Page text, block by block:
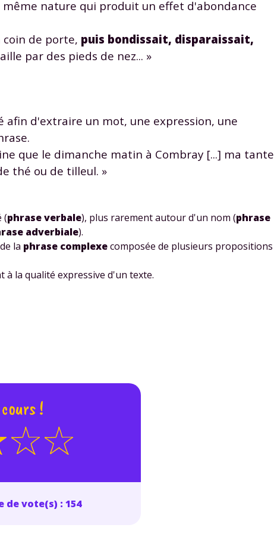
nature qui produit un effet d'abondance
coin de porte, puis bondissait, disparaissait,
par des pieds de nez... »
d'extraire un mot, une expression, une
que le dimanche matin à Combray [...] ma tante
thé ou de tilleul. »
(phrase verbale), plus rarement autour d'un nom (phrase
adverbiale).
la phrase complexecomposée de plusieurs propositions
la qualité expressive d'un texte.
!
de vote(s) : 154
et pour exercer vos droits, vous pouvez consulter